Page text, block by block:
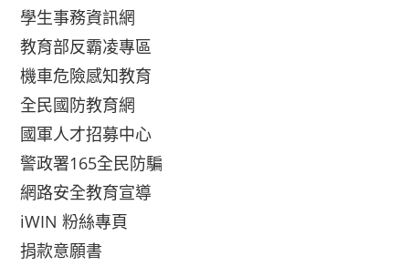
學生事務資訊網
教育部反霸凌專區
機車危險感知教育
全民國防教育網
國軍人才招募中心
警政署165全民防騙
網路安全教育宣導
iWIN 粉絲專頁
捐款意願書